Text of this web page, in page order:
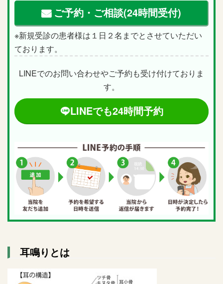
ご予約・ご相談(24時間受付)
※新規受診の患者様は１日２名までとさせていただい
ております。
LINEでのお問い合わせやご予約も受け付けておりま
す。
LINEでも24時間予約
耳鳴りとは